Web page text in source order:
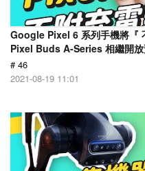
Google Pixel 6 系列手機將『
Pixel Buds A-Series 相繼開
# 46
2021-08-19 11:01